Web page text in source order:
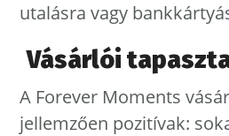
utalásra vagy
Vásárlói
A Forever Moments
jellemzően pozitívak: